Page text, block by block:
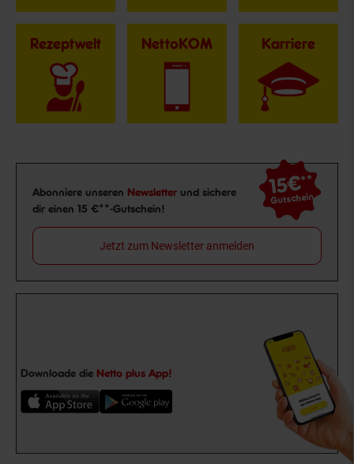
Rezeptwelt NettoKOM Karriere
Newsletter Anmeldung
Abonniere unseren Newsletter und sichere
dir einen 15 €**-Gutschein!
15€**
Gutschein
Jetzt zum Newsletter anmelden
Downloade die Netto plus App!